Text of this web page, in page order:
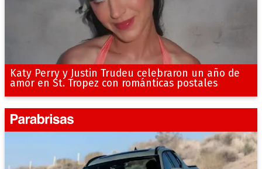
Katy Perry y Justin Trudeu celebraron un año de
amor en St. Tropez con románticas postales